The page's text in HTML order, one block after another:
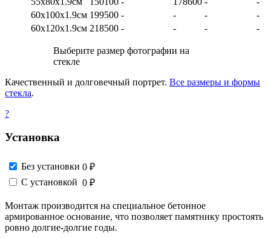
60х100х1.9см 199500 - - -
-
60х120х1.9см 218500 - - - -
Выберите размер фотографии на
стекле
Качественный и долговечный портрет. Все размеры и формы
стекла.
?
Установка
Без установки 0 ₽
С установкой 0 ₽
Монтаж производится на специальное бетонное
армированное основание, что позволяет памятнику простоять
ровно долгие-долгие годы.